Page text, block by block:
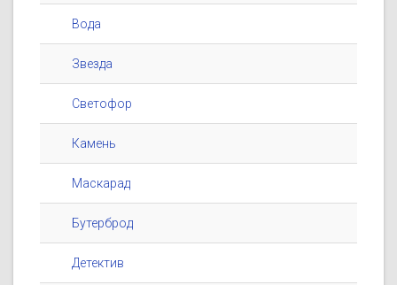
Вода
Звезда
Светофор
Камень
Маскарад
Бутерброд
Детектив